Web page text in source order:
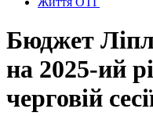
Бюджет
на 2025-ий
черговій